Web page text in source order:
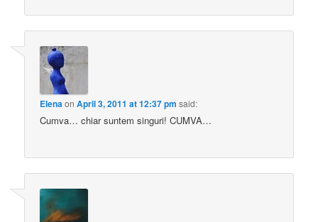
ElenaonApril 3, 2011 at 12:37 pm said:
Cumva… chiar suntem singuri! CUMVA…